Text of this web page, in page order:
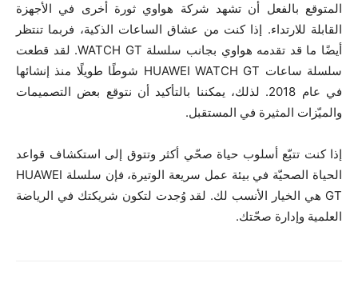
المتوقع بالفعل أن تشهد شركة هواوي ثورة أخرى في الأجهزة
القابلة للارتداء. إذا كنت من عشاق الساعات الذكية، فربما تنتظر
أيضًا ما قد تقدمه هواوي بجانب سلسلة WATCH GT. لقد قطعت
سلسلة ساعات HUAWEI WATCH GT شوطًا طويلًا منذ إنشائها
في عام 2018. لذلك، يمكننا بالتأكيد أن نتوقع بعض التصميمات
والميّزات المثيرة في المستقبل.
إذا كنت تتبّع أسلوب حياة صحّي أكثر وتتوق إلى استكشاف قواعد
الحياة الصحيّة في بيئة عمل سريعة الوتيرة، فإن سلسلة HUAWEI
GT هي الخيار الأنسب لك. لقد وُجدت لتكون شريكتك في الرياضة
العلمية وإدارة صحّتك.